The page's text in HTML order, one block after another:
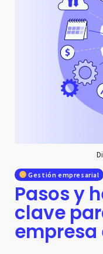
Gestión empresarial
Pasos y
clave
empresa